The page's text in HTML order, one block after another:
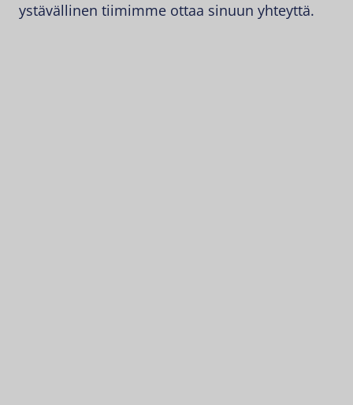
ystävällinen tiimimme ottaa sinuun yhteyttä.